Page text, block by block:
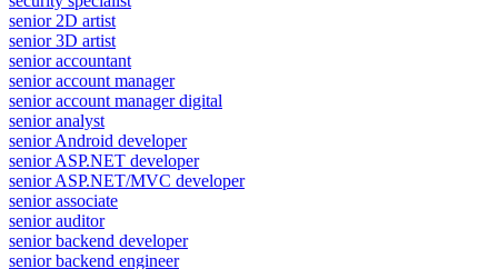
senior 2D artist
senior 3D artist
senior accountant
senior account manager
senior account manager digital
senior analyst
senior Android developer
senior ASP.NET developer
senior ASP.NET/MVC developer
senior associate
senior auditor
senior backend developer
senior backend engineer